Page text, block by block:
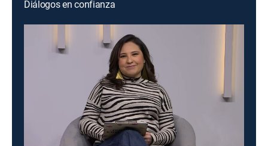
Diálogos en confianza